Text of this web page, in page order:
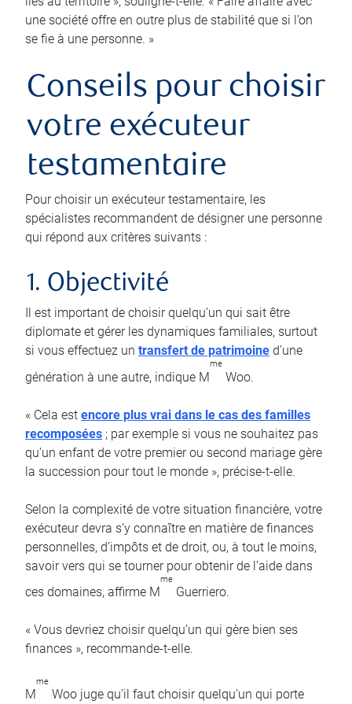
une société offre en outre plus de stabilité que si l’on
se fie à une personne. »
Conseils pour choisir
votre exécuteur
testamentaire
Pour choisir un exécuteur testamentaire, les
spécialistes recommandent de désigner une personne
qui répond aux critères suivants :
1. Objectivité
Il est important de choisir quelqu’un qui sait être
diplomate et gérer les dynamiques familiales, surtout
si vous effectuez un transfert de patrimoine d’une
génération à une autre, indique M
me
Woo.
« Cela est encore plus vrai dans le cas des familles
recomposées ; par exemple si vous ne souhaitez pas
qu’un enfant de votre premier ou second mariage gère
la succession pour tout le monde », précise-t-elle.
Selon la complexité de votre situation financière, votre
exécuteur devra s’y connaître en matière de finances
personnelles, d’impôts et de droit, ou, à tout le moins,
savoir vers qui se tourner pour obtenir de l’aide dans
ces domaines, affirme M
me
Guerriero.
« Vous devriez choisir quelqu’un qui gère bien ses
finances », recommande-t-elle.
M
me
Woo juge qu’il faut choisir quelqu’un qui porte